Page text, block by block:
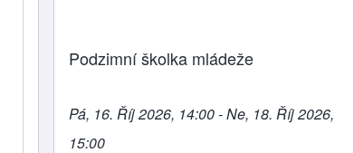
Podzimní školka mládeže
Pá, 16. Říj 2026, 14:00 - Ne, 18. Říj 2026,
15:00